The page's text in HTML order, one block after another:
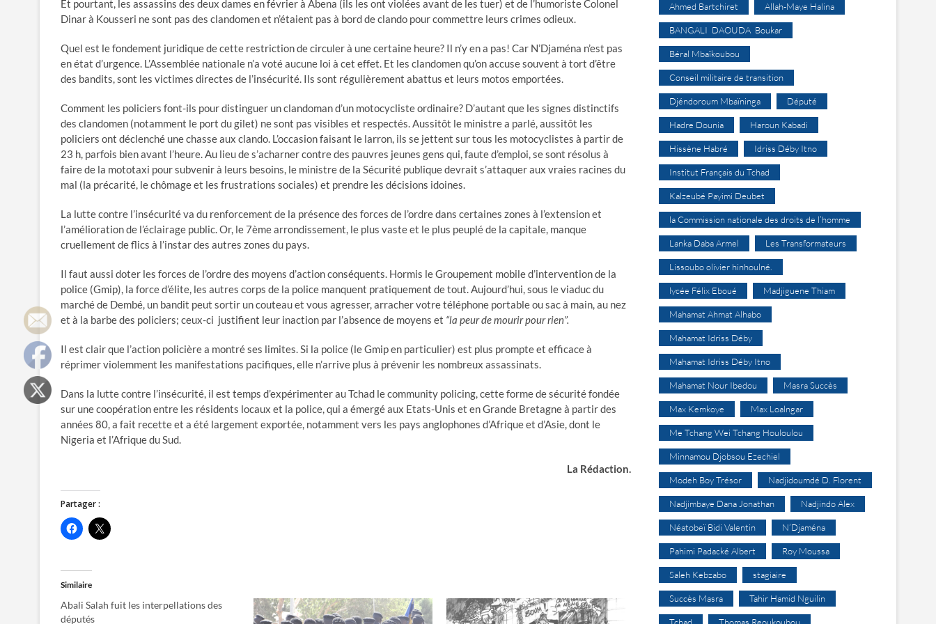
Et pourtant, les assassins des deux dames en février à Abena (ils les ont violées avant de les tuer) et de l’humoriste Colonel
Dinar à Kousseri ne sont pas des clandomen et n’étaient pas à bord de clando pour commettre leurs crimes odieux.
Quel est le fondement juridique de cette restriction de circuler à une certaine heure? Il n’y en a pas! Car N’Djaména n’est pas
en état d’urgence. L’Assemblée nationale n’a voté aucune loi à cet effet. Et les clandomen qu’on accuse souvent à tort d’être
des bandits, sont les victimes directes de l’insécurité. Ils sont régulièrement abattus et leurs motos emportées.
Comment les policiers font-ils pour distinguer un clandoman d’un motocycliste ordinaire? D’autant que les signes distinctifs
des clandomen (notamment le port du gilet) ne sont pas visibles et respectés. Aussitôt le ministre a parlé, aussitôt les
policiers ont déclenché une chasse aux clando. L’occasion faisant le larron, ils se jettent sur tous les motocyclistes à partir de
23 h, parfois bien avant l’heure. Au lieu de s’acharner contre des pauvres jeunes gens qui, faute d’emploi, se sont résolus à
faire de la mototaxi pour subvenir à leurs besoins, le ministre de la Sécurité publique devrait s’attaquer aux vraies racines du
mal (la précarité, le chômage et les frustrations sociales) et prendre les décisions idoines.
La lutte contre l’insécurité va du renforcement de la présence des forces de l’ordre dans certaines zones à l’extension et
l’amélioration de l’éclairage public. Or, le 7ème arrondissement, le plus vaste et le plus peuplé de la capitale, manque
cruellement de flics à l’instar des autres zones du pays.
Il faut aussi doter les forces de l’ordre des moyens d’action conséquents. Hormis le Groupement mobile d’intervention de la
police (Gmip), la force d’élite, les autres corps de la police manquent pratiquement de tout. Aujourd’hui, sous le viaduc du
marché de Dembé, un bandit peut sortir un couteau et vous agresser, arracher votre téléphone portable ou sac à main, au nez
et à la barbe des policiers; ceux-ci justifient leur inaction par l’absence de moyens et “la peur de mourir pour rien”.
Il est clair que l’action policière a montré ses limites. Si la police (le Gmip en particulier) est plus prompte et efficace à
réprimer violemment les manifestations pacifiques, elle n’arrive plus à prévenir les nombreux assassinats.
Dans la lutte contre l’insécurité, il est temps d’expérimenter au Tchad le community policing, cette forme de sécurité fondée
sur une coopération entre les résidents locaux et la police, qui a émergé aux Etats-Unis et en Grande Bretagne à partir des
années 80, a fait recette et a été largement exportée, notamment vers les pays anglophones d’Afrique et d’Asie, dont le
Nigeria et l’Afrique du Sud.
La Rédaction.
Partager :
C
l
e
z
p
o
u
r
C
l
u
Similaire
Abali Salah fuit les interpellations des
députés
Ahmed Bartchiret Allah-Maye Halina
BANGALI DAOUDA Boukar
Béral Mbaïkoubou
Conseil militaire de transition
Djéndoroum Mbaïninga Député
Hadre Dounia Haroun Kabadi
Hissène Habré Idriss Déby Itno
Institut Français du Tchad
Kalzeubé Payimi Deubet
la Commission nationale des droits de l’homme
Lanka Daba Armel Les Transformateurs
Lissoubo olivier hinhoulné.
lycée Félix Eboué Madjiguene Thiam
Mahamat Ahmat Alhabo
Mahamat Idriss Déby
Mahamat Idriss Déby Itno
Mahamat Nour Ibedou Masra Succès
Max Kemkoye Max Loalngar
Me Tchang Wei Tchang Houloulou
Minnamou Djobsou Ezechiel
Modeh Boy Trésor Nadjidoumdé D. Florent
Nadjimbaye Dana Jonathan Nadjindo Alex
Néatobeï Bidi Valentin N’Djaména
Pahimi Padacké Albert Roy Moussa
Saleh Kebzabo stagiaire
Succès Masra Tahir Hamid Nguilin